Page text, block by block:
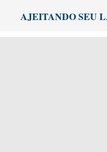
AJEITANDO SEU